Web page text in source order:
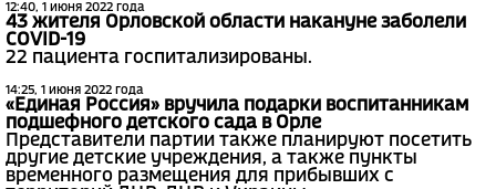
12:40, 1 июня 2022 года
43 жителя Орловской области накануне заболели
COVID-19
22 пациента госпитализированы.
14:25, 1 июня 2022 года
«Единая Россия» вручила подарки воспитанникам
подшефного детского сада в Орле
Представители партии также планируют посетить
другие детские учреждения, а также пункты
временного размещения для прибывших с